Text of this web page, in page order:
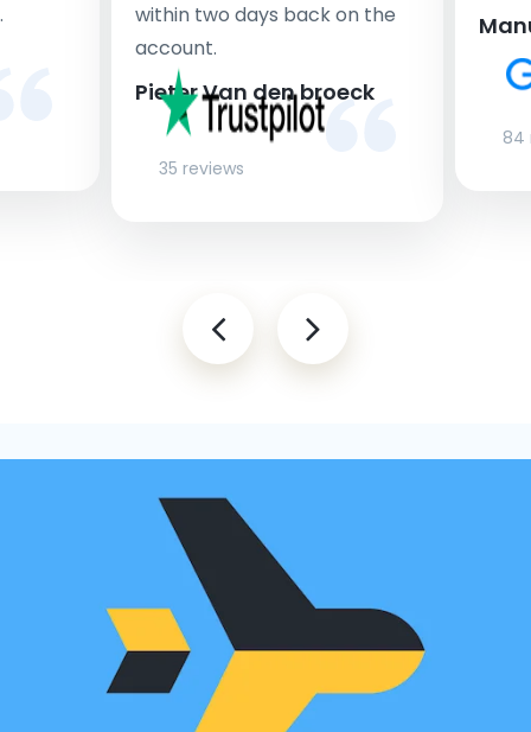
within two days back on the
account.
Pieter Van den broeck
35 reviews
84